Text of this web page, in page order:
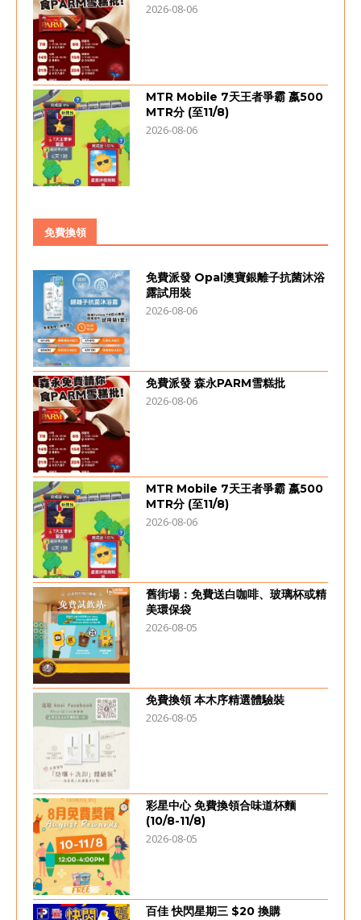
2026-08-06
MTR Mobile 7天王者爭霸 嬴500
MTR分 (至11/8)
2026-08-06
免費換領
免費派發 Opal澳寶銀離子抗菌沐浴
露試用裝
2026-08-06
免費派發 森永PARM雪糕批
2026-08-06
MTR Mobile 7天王者爭霸 嬴500
MTR分 (至11/8)
2026-08-06
舊街場：免費送白咖啡、玻璃杯或精
美環保袋
2026-08-05
免費換領 本木序精選體驗裝
2026-08-05
彩星中心 免費換領合味道杯麵
(10/8-11/8)
2026-08-05
百佳 快閃星期三 $20 換購